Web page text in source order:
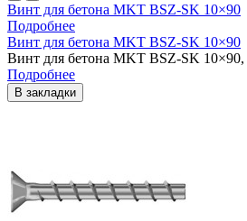
Винт для бетона MKT BSZ-SK 10×90
Подробнее
Винт для бетона MKT BSZ-SK 10×90
Винт для бетона MKT BSZ-SK 10×90,
Подробнее
В закладки